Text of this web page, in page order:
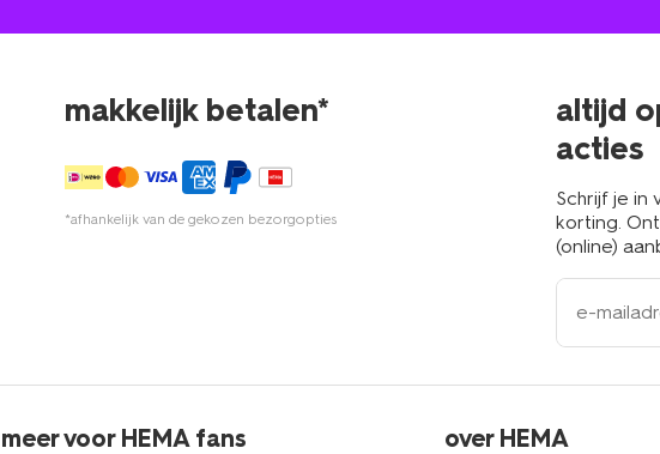
in
makkelijk betalen*
*afhankelijk van de gekozen bezorgopties
altijd
acties
Schrijf je in
korting.
(online)
e-
mailadres
meer voor HEMA fans over HEMA